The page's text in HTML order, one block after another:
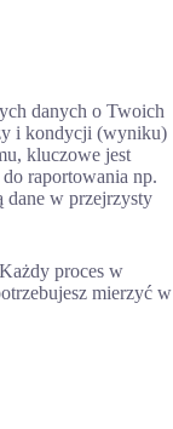
danych o Twoich
i kondycji (wyniku)
kluczowe jest
raportowania np.
dane w przejrzysty
proces w
mierzyć w